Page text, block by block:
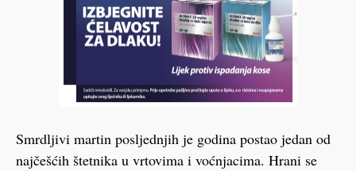
Smrdljivi martin posljednjih je godina postao jedan od
najčešćih štetnika u vrtovima i voćnjacima. Hrani se